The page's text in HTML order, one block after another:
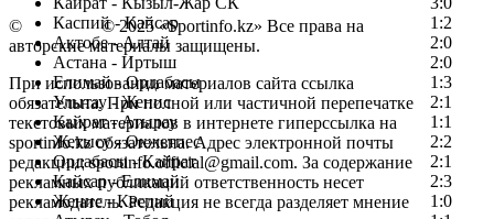
Каспий - Кайсар
1:2
Актобе - Алтай
2:0
Астана - Иртыш
2:0
Елимай - Ордабасы
1:3
Улытау - Женис
2:1
Кайрат - Атырау
1:1
Жетысу - Окжетпес
2:2
Ордабасы - Кайрат
2:1
Кайсар - Елимай
2:3
Женис - Каспий
1:0
© Copyright© 2025 «Sportinfo.kz» Все права на
авторские материалы защищены.
При использовании материалов сайта ссылка
обязательна. При полной или частичной перепечатке
текстовых материалов в интернете гиперссылка на
sportinfo.kz обязательна. Адрес электронной почты
редакции: sportinfo.official@gmail.com. За содержание
рекламных публикаций ответственность несет
рекламодатель. Редакция не всегда разделяет мнение